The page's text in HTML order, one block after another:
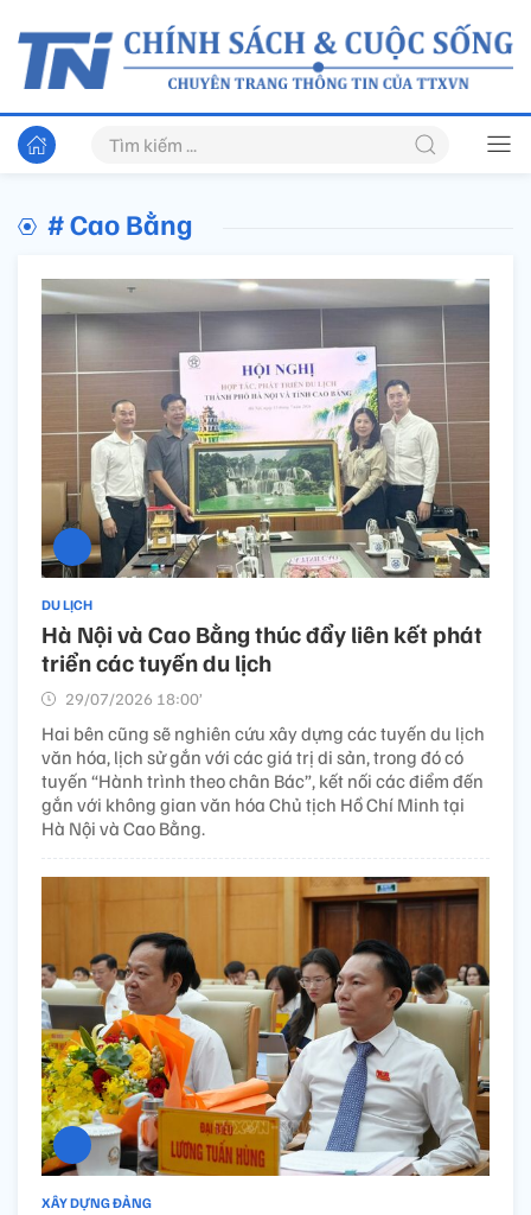
# Cao Bằng
DU LỊCH
Hà Nội và Cao Bằng thúc đẩy liên kết phát
triển các tuyến du lịch
29/07/2026 18:00’
Hai bên cũng sẽ nghiên cứu xây dựng các tuyến du lịch
văn hóa, lịch sử gắn với các giá trị di sản, trong đó có
tuyến “Hành trình theo chân Bác”, kết nối các điểm đến
gắn với không gian văn hóa Chủ tịch Hồ Chí Minh tại
Hà Nội và Cao Bằng.
XÂY DỰNG ĐẢNG